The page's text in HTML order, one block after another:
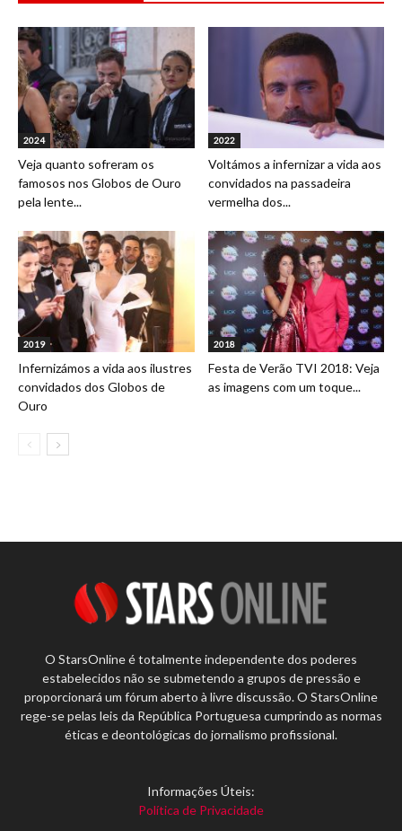
2024
Veja quanto sofreram os
famosos nos Globos de Ouro
pela lente...
2022
Voltámos a infernizar a vida aos
convidados na passadeira
vermelha dos...
2019
Infernizámos a vida aos ilustres
convidados dos Globos de
Ouro
2018
Festa de Verão TVI 2018: Veja
as imagens com um toque...
O StarsOnline é totalmente independente dos poderes
estabelecidos não se submetendo a grupos de pressão e
proporcionará um fórum aberto à livre discussão. O StarsOnline
rege-se pelas leis da República Portuguesa cumprindo as normas
éticas e deontológicas do jornalismo profissional.
Informações Úteis:
Política de Privacidade